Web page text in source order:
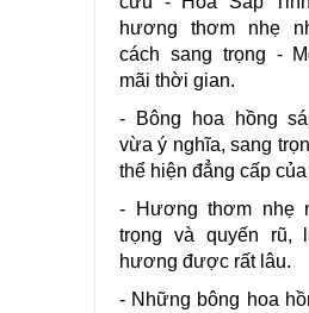
hương thơm nhẹ
cách sang trọng -
mãi thời gian.
- Bông hoa hồng
vừa ý nghĩa, sang
thể hiện đẳng cấp
- Hương thơm nhẹ
trọng và quyến rũ,
hương được rất lâu.
- Những bông hoa